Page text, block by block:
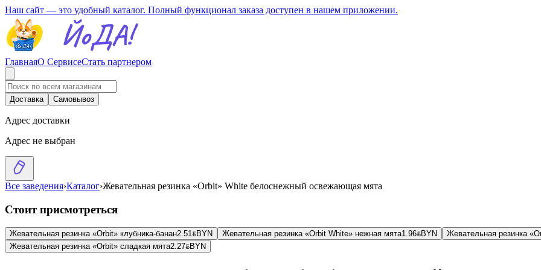
Наш сайт — это удобный каталог. Полный функционал заказа доступен в нашем приложении.
ГлавнаяО СервисеСтать партнером
Доставка Самовывоз
Адрес доставки
Адрес не выбран
Все заведения›Каталог›Жевательная резинка «Orbit» White белоснежный освежающая мята
Стоит присмотреться
Жевательная резинка «Orbit» клубника-банан2.51BYNBYN Жевательная резинка «Orbit White» нежная мята1.96BYNBYN Жевательная резинка
Жевательная резинка «Orbit» сладкая мята2.27BYNBYN